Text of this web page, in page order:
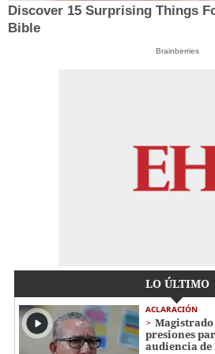
Discover 15 Surprising Things
Bible
Brainberries
LO ÚLTIMO
ACLARACIÓN
presiones
audiencia de